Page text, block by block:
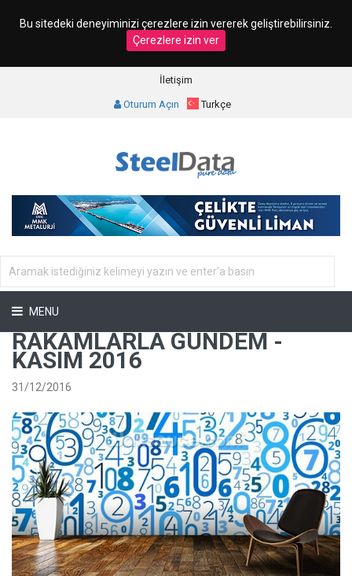
Bu sitedeki deneyiminizi çerezlere izin vererek geliştirebilirsiniz.
Çerezlere izin ver
İletişim
Oturum Açın Turkçe
MENU
RAKAMLARLA GÜNDEM -
KASIM 2016
31/12/2016